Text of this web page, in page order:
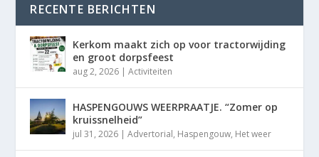
RECENTE BERICHTEN
Kerkom maakt zich op voor tractorwijding
en groot dorpsfeest
aug 2, 2026 |Activiteiten
HASPENGOUWS WEERPRAATJE. “Zomer op
kruissnelheid”
jul 31, 2026 |Advertorial, Haspengouw, Het weer